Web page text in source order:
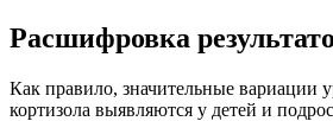
Расшифровка
Как правило, значительные вариации
кортизола выявляются у детей и